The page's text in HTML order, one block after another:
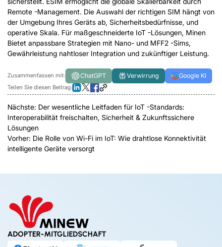
Remote -Management. Die Auswahl der richtigen SIM hängt von
der Umgebung Ihres Geräts ab, Sicherheitsbedürfnisse, und
operative Skala. Für maßgeschneiderte IoT -Lösungen, Minen
Bietet anpassbare Strategien mit Nano- und MFF2 -Sims,
Gewährleistung nahtloser Integration und zukünftiger Leistung.
Zusammenfassen mit: ChatGPT Verwirrung Google KI
Teilen Sie diesen Beitrag:
Nächste: Der wesentliche Leitfaden für IoT -Standards:
Interoperabilität freischalten, Sicherheit & Zukunftssichere
Lösungen
Vorher: Die Rolle von Wi-Fi im IoT: Wie drahtlose Konnektivität
intelligente Geräte versorgt
ADOPTER-MITGLIEDSCHAFT